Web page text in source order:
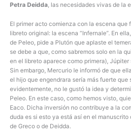
Petra Deidda, las necesidades vivas de la
El primer acto comienza con la escena que
libreto original: la escena “Infernale”. En
de Peleo, pide a Plutón que aplaste el
se debe a que, como sabremos solo en la
en el libreto aparece como primera), Júpiter
Sin embargo, Mercurio le informó de que
el hijo que engendrara sería más fuerte que
evidentemente, no le gustó la idea y
Peleo. En este caso, como hemos visto,
Eaco. Dicha inversión no contribuye a la
duda es si esto ya está así en el
de Greco o de Deidda.